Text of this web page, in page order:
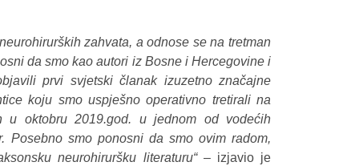
zahvata, a odnose se na tretman
da smo kao autori iz Bosne i Hercegovine i
prvi svjetski članak izuzetno značajne
koju smo uspješno operativno tretirali na
oktobru 2019.god. u jednom od vodećih
Posebno smo ponosni da smo ovim radom,
neurohiruršku literaturu“ – izjavio je